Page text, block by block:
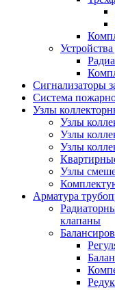
Сигнализаторы
Система
Узлы
Узлы
Узлы
Узлы
Узлы
Арматура
клапаны